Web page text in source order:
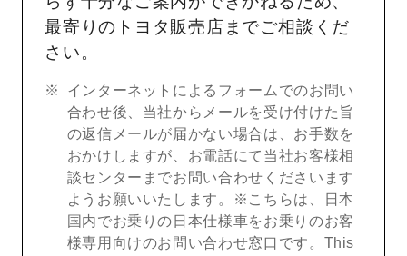
最寄りのトヨタ販売店までご相談くだ
さい。
インターネットによるフォームでのお問い
合わせ後、当社からメールを受け付けた旨
の返信メールが届かない場合は、お手数を
おかけしますが、お電話にて当社お客様相
談センターまでお問い合わせくださいます
ようお願いいたします。※こちらは、日本
国内でお乗りの日本仕様車をお乗りのお客
様専用向けのお問い合わせ窓口です。This